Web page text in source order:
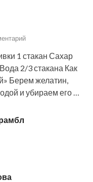
1 стакан Сахар
2/3 стакана Как
Берем желатин,
и убираем его …